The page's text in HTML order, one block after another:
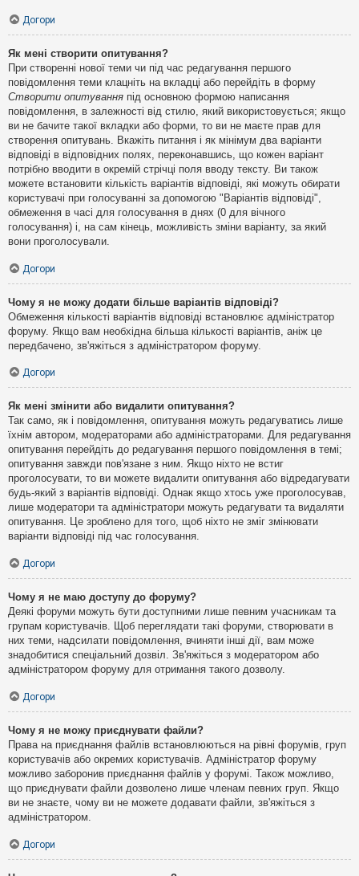
Догори
Як мені створити опитування?
При створенні нової теми чи під час редагування першого
повідомлення теми клацніть на вкладці або перейдіть в форму
Створити опитування під основною формою написання
повідомлення, в залежності від стилю, який використовується; якщо
ви не бачите такої вкладки або форми, то ви не маєте прав для
створення опитувань. Вкажіть питання і як мінімум два варіанти
відповіді в відповідних полях, переконавшись, що кожен варіант
потрібно вводити в окремій стрічці поля вводу тексту. Ви також
можете встановити кількість варіантів відповіді, які можуть обирати
користувачі при голосуванні за допомогою "Варіантів відповіді",
обмеження в часі для голосування в днях (0 для вічного
голосування) і, на сам кінець, можливість зміни варіанту, за який
вони проголосували.
Догори
Чому я не можу додати більше варіантів відповіді?
Обмеження кількості варіантів відповіді встановлює адміністратор
форуму. Якщо вам необхідна більша кількості варіантів, аніж це
передбачено, зв'яжіться з адміністратором форуму.
Догори
Як мені змінити або видалити опитування?
Так само, як і повідомлення, опитування можуть редагуватись лише
їхнім автором, модераторами або адміністраторами. Для редагування
опитування перейдіть до редагування першого повідомлення в темі;
опитування завжди пов'язане з ним. Якщо ніхто не встиг
проголосувати, то ви можете видалити опитування або відредагувати
будь-який з варіантів відповіді. Однак якщо хтось уже проголосував,
лише модератори та адміністратори можуть редагувати та видаляти
опитування. Це зроблено для того, щоб ніхто не зміг змінювати
варіанти відповіді під час голосування.
Догори
Чому я не маю доступу до форуму?
Деякі форуми можуть бути доступними лише певним учасникам та
групам користувачів. Щоб переглядати такі форуми, створювати в
них теми, надсилати повідомлення, вчиняти інші дії, вам може
знадобитися спеціальний дозвіл. Зв'яжіться з модератором або
адміністратором форуму для отримання такого дозволу.
Догори
Чому я не можу приєднувати файли?
Права на приєднання файлів встановлюються на рівні форумів, груп
користувачів або окремих користувачів. Адміністратор форуму
можливо заборонив приєднання файлів у форумі. Також можливо,
що приєднувати файли дозволено лише членам певних груп. Якщо
ви не знаєте, чому ви не можете додавати файли, зв'яжіться з
адміністратором.
Догори